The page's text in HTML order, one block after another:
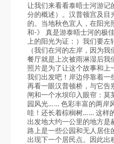
让我们来看看泰晤士河游记
分的概述）。汉普顿宫及目
的。当地秋色宜人，在阳光
和-》 真是游泰晤士河的极
上的阳光为证：）我们要左
（我们在河的左岸，因为
餐厅就是上次被雨淋湿后我
照片是为了让这个故事和上
我们出发吧！岸边停靠着一
再看一眼汉普顿桥，与它告
闸和一个水坝印入眼帘：莫
园风光…… 色彩丰富的两岸
哇！还长着棕榈树…… 这样
出发地大约一公里的地方
路上是一些公园和无人居住
出现下一个居民点。因此出